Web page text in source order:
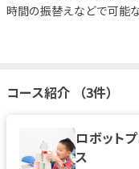
時間の振替えなどで可能
コース紹介 （3件）
ロボット
ス